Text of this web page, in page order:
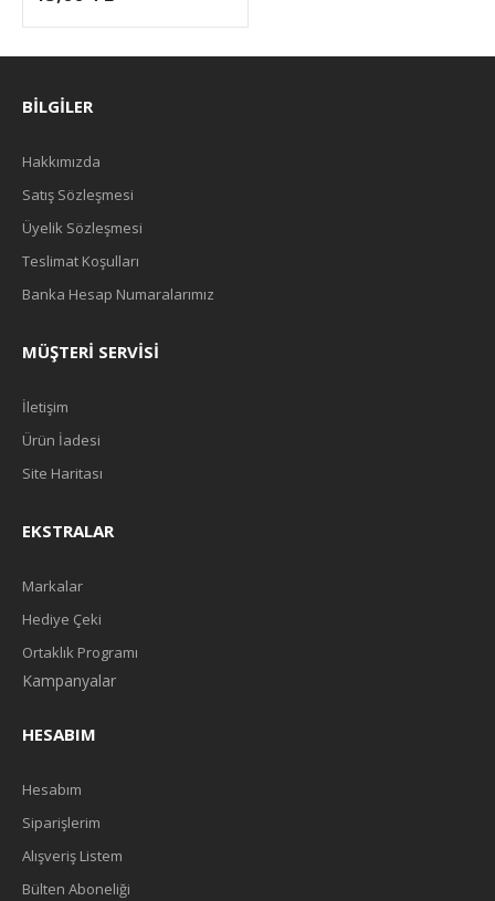
BILGILER
Hakkımızda
Satış Sözleşmesi
Üyelik Sözleşmesi
Teslimat Koşulları
Banka Hesap Numaralarımız
MÜŞTERI SERVISI
İletişim
Ürün İadesi
Site Haritası
EKSTRALAR
Markalar
Hediye Çeki
Ortaklık Programı
Kampanyalar
HESABIM
Hesabım
Siparişlerim
Alışveriş Listem
Bülten Aboneliği